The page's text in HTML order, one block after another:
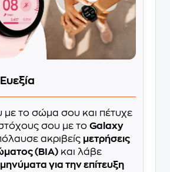
με το σώμα σου και πέτυχε
σου με το Galaxy
ακριβείς μετρήσεις
(BIA) και λάβε
για την επίτευξη